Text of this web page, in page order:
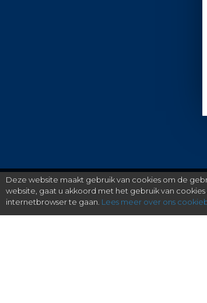
Deze website maakt gebruik van cookies om de
website, gaat u akkoord met het gebruik van
internetbrowser te gaan. Lees meer over ons